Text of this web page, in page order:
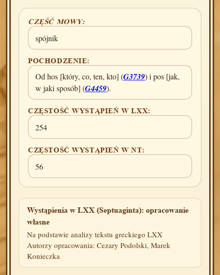
CZĘŚĆ MOWY:
spójnik
POCHODZENIE:
Od hos [który, co, ten, kto] (G3739) i pos [jak,
w jaki sposób] (G4459).
CZĘSTOŚĆ WYSTĄPIEŃ W LXX:
254
CZĘSTOŚĆ WYSTĄPIEŃ W NT:
56
Wystąpienia w LXX (Septuaginta): opracowanie
własne
Na podstawie analizy tekstu greckiego LXX
Autorzy opracowania: Cezary Podolski, Marek
Konieczka